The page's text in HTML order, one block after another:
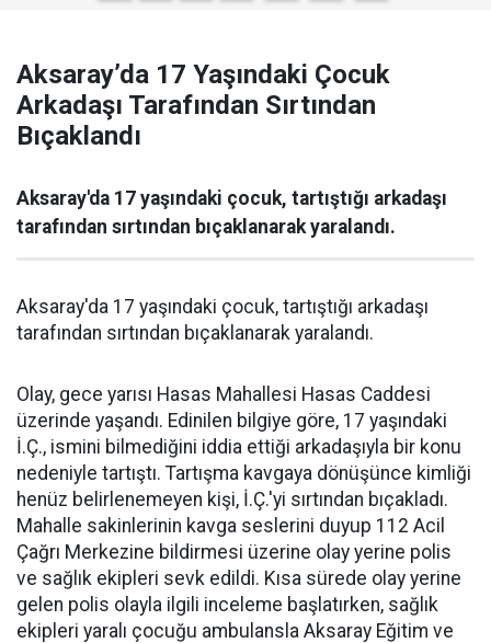
Aksaray’da 17 Yaşındaki Çocuk
Arkadaşı Tarafından Sırtından
Bıçaklandı
Aksaray'da 17 yaşındaki çocuk, tartıştığı arkadaşı
tarafından sırtından bıçaklanarak yaralandı.
Aksaray'da 17 yaşındaki çocuk, tartıştığı arkadaşı
tarafından sırtından bıçaklanarak yaralandı.
Olay, gece yarısı Hasas Mahallesi Hasas Caddesi
üzerinde yaşandı. Edinilen bilgiye göre, 17 yaşındaki
İ.Ç., ismini bilmediğini iddia ettiği arkadaşıyla bir konu
nedeniyle tartıştı. Tartışma kavgaya dönüşünce kimliği
henüz belirlenemeyen kişi, İ.Ç.'yi sırtından bıçakladı.
Mahalle sakinlerinin kavga seslerini duyup 112 Acil
Çağrı Merkezine bildirmesi üzerine olay yerine polis
ve sağlık ekipleri sevk edildi. Kısa sürede olay yerine
gelen polis olayla ilgili inceleme başlatırken, sağlık
ekipleri yaralı çocuğu ambulansla Aksaray Eğitim ve